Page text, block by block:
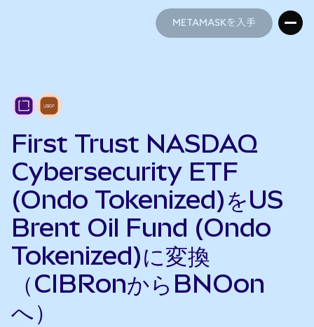
METAMASKを入手
First Trust NASDAQ
Cybersecurity ETF
(Ondo Tokenized)をUS
Brent Oil Fund (Ondo
Tokenized)に変換
（CIBRonからBNOon
へ）